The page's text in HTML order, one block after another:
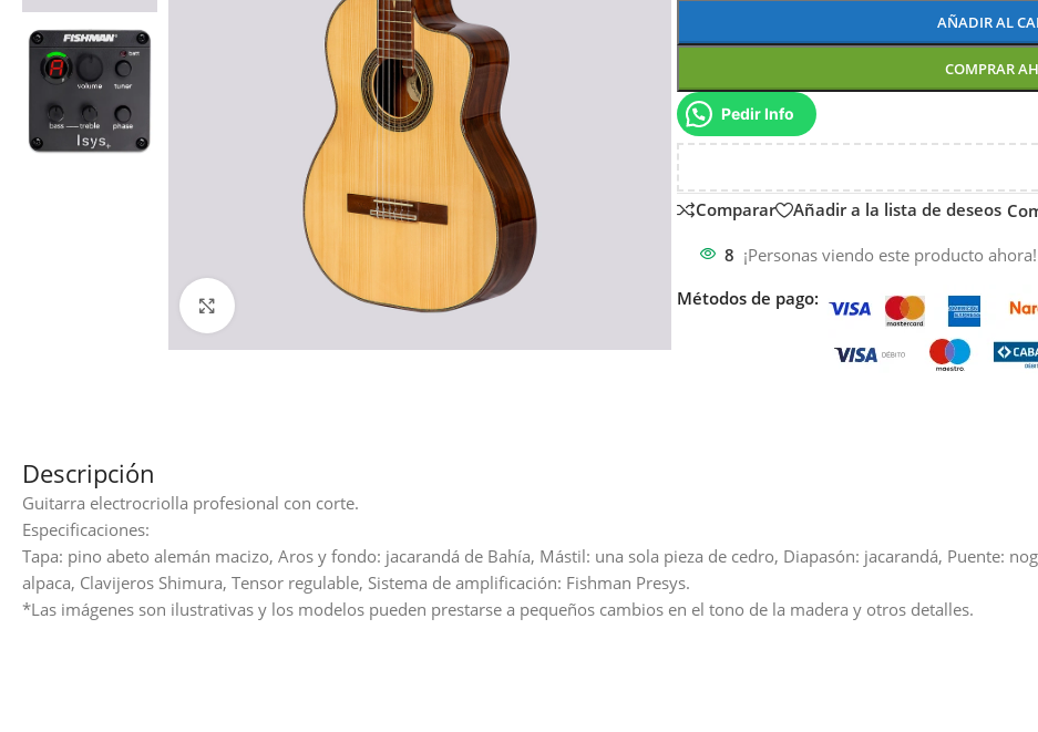
Haga clic para ampliar
AÑADIR AL
COMPRAR
Pedir Info
Comparar Añadir a la lista de deseos
8 ¡Personas viendo este producto ahora!
Métodos de pago:
Descripción
Guitarra electrocriolla profesional con corte.
Especificaciones:
Tapa: pino abeto alemán macizo, Aros y fondo: jacarandá de Bahía, Mástil: una sola pieza de cedro, Diapasón: jacarandá, Puente:
alpaca, Clavijeros Shimura, Tensor regulable, Sistema de amplificación: Fishman Presys.
*Las imágenes son ilustrativas y los modelos pueden prestarse a pequeños cambios en el tono de la madera y otros detalles.